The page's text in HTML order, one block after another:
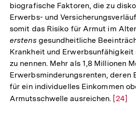
biografische Faktoren, die zu
Erwerbs- und
somit das Risiko für Armut im
erstensgesundheitliche
Krankheit und Erwerbsunfähigkeit
zu nennen. Mehr als 1,8 Millionen
Erwerbsminderungsrenten, deren
für ein individuelles Einkommen
Armutsschwelle ausreichen. Zur
[24]